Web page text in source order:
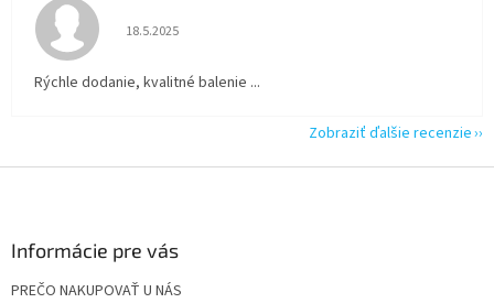
Hodnotenie obchodu je 5 z 5 hviezdičiek.
18.5.2025
Rýchle dodanie, kvalitné balenie ...
Zobraziť ďalšie recenzie
Informácie pre vás
PREČO NAKUPOVAŤ U NÁS